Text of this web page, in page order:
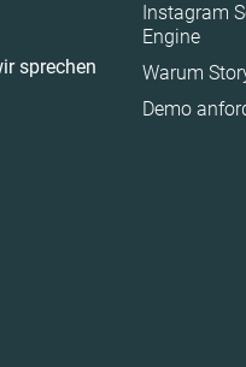
Mexico
sprechen
Instagram
Engine
Warum
Demo